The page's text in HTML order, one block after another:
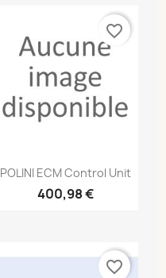
POLINI ECM Control Unit
400,98 €
favorite_border
favorite_border